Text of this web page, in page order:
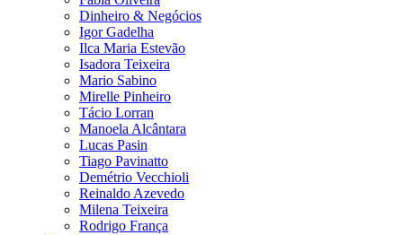
Dinheiro & Negócios
Igor Gadelha
Ilca Maria Estevão
Isadora Teixeira
Mario Sabino
Mirelle Pinheiro
Tácio Lorran
Manoela Alcântara
Lucas Pasin
Tiago Pavinatto
Demétrio Vecchioli
Reinaldo Azevedo
Milena Teixeira
Rodrigo França